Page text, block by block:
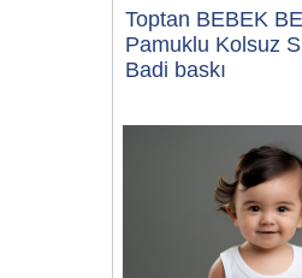
Toptan BEBEK
Pamuklu Kolsuz
Badi baskı